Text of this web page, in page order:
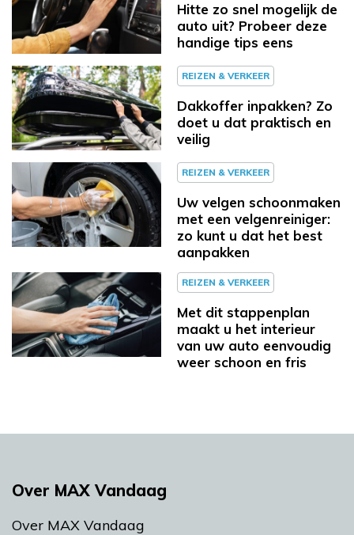
Hitte zo snel mogelijk de
auto uit? Probeer deze
handige tips eens
REIZEN & VERKEER
Dakkoffer inpakken? Zo
doet u dat praktisch en
veilig
REIZEN & VERKEER
Uw velgen schoonmaken
met een velgenreiniger:
zo kunt u dat het best
aanpakken
REIZEN & VERKEER
Met dit stappenplan
maakt u het interieur
van uw auto eenvoudig
weer schoon en fris
Over MAX Vandaag
Over MAX Vandaag